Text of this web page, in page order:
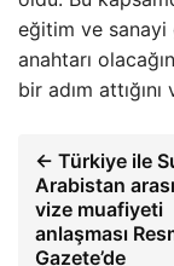
eğitim ve
anahtarı
bir adım attığını
← Türkiye ile
Arabistan
vize muafiyeti
anlaşması
Gazete’de